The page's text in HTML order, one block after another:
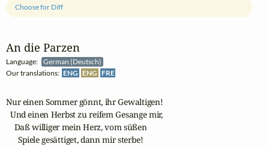
An die Parzen
Language:
German (Deutsch)
Our translations: ENG ENG FRE
Choose for Diff
Nur einen Sommer gönnt, ihr Gewaltigen!
  Und einen Herbst zu reifem Gesange mir,
    Daß williger mein Herz, vom süßen
      Spiele gesättiget, dann mir sterbe!